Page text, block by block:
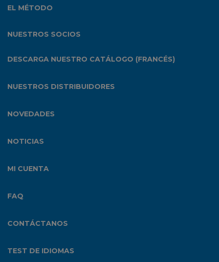
EL MÉTODO
NUESTROS SOCIOS
DESCARGA NUESTRO CATÁLOGO (FRANCÉS)
NUESTROS DISTRIBUIDORES
NOVEDADES
NOTICIAS
MI CUENTA
FAQ
CONTÁCTANOS
TEST DE IDIOMAS